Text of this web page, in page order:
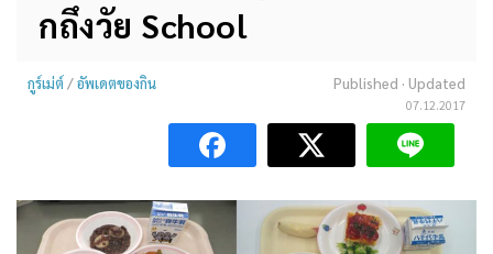
กถึงวัย School
กูร์เม่ต์/อัพเดตของกิน Published · Updated
07.12.2017